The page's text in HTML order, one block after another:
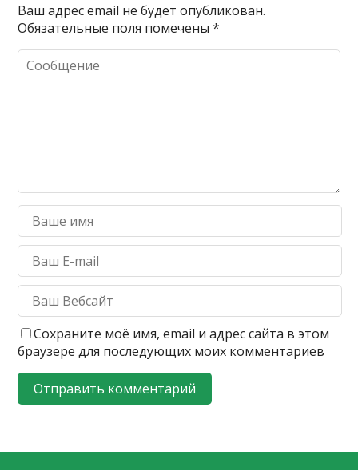
Ваш адрес email не будет опубликован.
Обязательные поля помечены*
Сохраните моё имя, email и адрес сайта в этом
браузере для последующих моих комментариев